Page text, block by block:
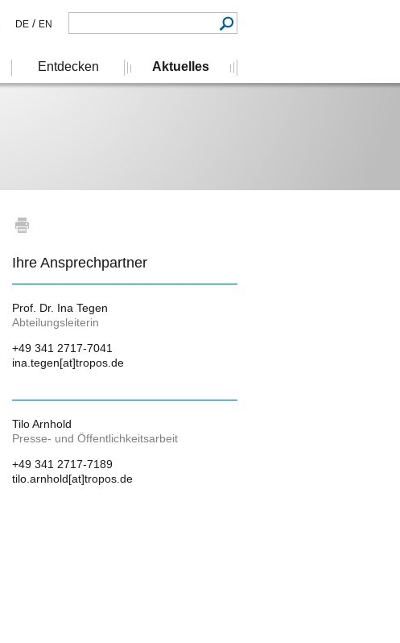
Ihre Ansprechpartner
Prof. Dr. Ina Tegen
Abteilungsleiterin
+49 341 2717-7041
ina.tegen[at]tropos.de
Tilo Arnhold
Presse- und Öffentlichkeitsarbeit
+49 341 2717-7189
tilo.arnhold[at]tropos.de
Entdecken Aktuelles
DE / EN